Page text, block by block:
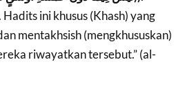
ini khusus (Khash) yang
mentakhsish (mengkhususkan)
riwayatkan tersebut.” (al-